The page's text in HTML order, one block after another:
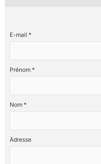
E-mail *
Prénom *
Nom *
Adresse